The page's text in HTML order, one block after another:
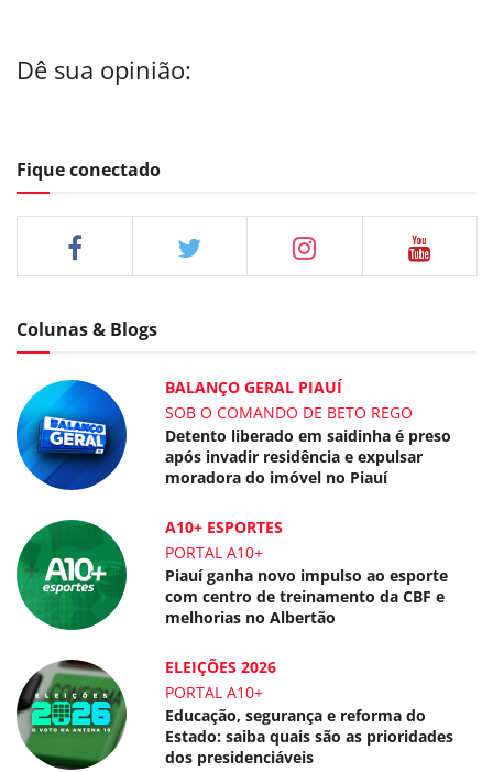
Dê sua opinião:
Fique conectado
Colunas & Blogs
BALANÇO GERAL PIAUÍ
SOB O COMANDO DE BETO REGO
Detento liberado em saidinha é preso
após invadir residência e expulsar
moradora do imóvel no Piauí
A10+ ESPORTES
PORTAL A10+
Piauí ganha novo impulso ao esporte
com centro de treinamento da CBF e
melhorias no Albertão
ELEIÇÕES 2026
PORTAL A10+
Educação, segurança e reforma do
Estado: saiba quais são as prioridades
dos presidenciáveis